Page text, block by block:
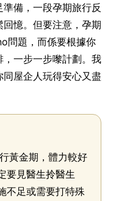
備，一段孕期旅行反
憶。但要注意，孕期
問題，而係要根據你
一步一步嚟計劃。我
屋企人玩得安心又盡
黃金期，體力較好
要見醫生拎醫生
不足或需要打特殊